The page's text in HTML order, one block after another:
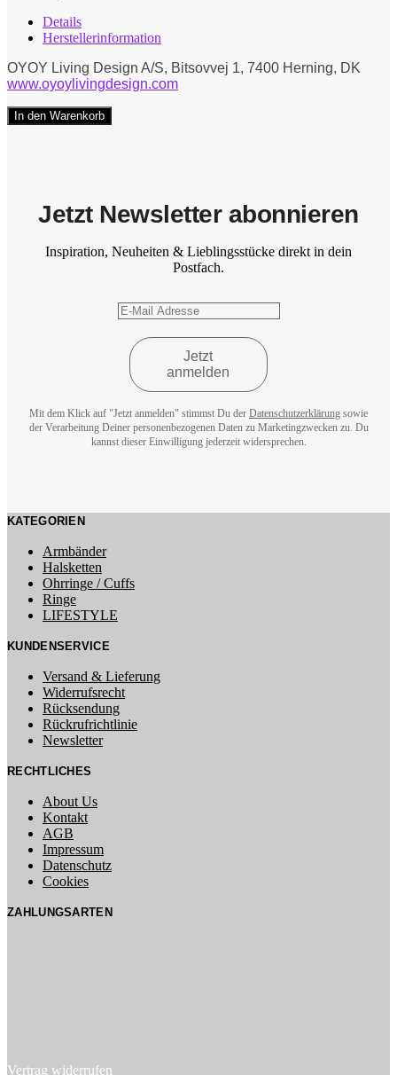
Details
Herstellerinformation
OYOY Living Design A/S, Bitsovvej 1, 7400 Herning, DK
www.oyoylivingdesign.com
In den Warenkorb
Jetzt Newsletter abonnieren
Inspiration, Neuheiten & Lieblingsstücke direkt in dein
Postfach.
Mit dem Klick auf "Jetzt anmelden" stimmst Du der Datenschutzerklärung sowie
der Verarbeitung Deiner personenbezogenen Daten zu Marketingzwecken zu. Du
kannst dieser Einwilligung jederzeit widersprechen.
KATEGORIEN
Armbänder
Halsketten
Ohrringe / Cuffs
Ringe
LIFESTYLE
KUNDENSERVICE
Versand & Lieferung
Widerrufsrecht
Rücksendung
Rückrufrichtlinie
Newsletter
RECHTLICHES
About Us
Kontakt
AGB
Impressum
Datenschutz
Cookies
ZAHLUNGSARTEN
Vertrag widerrufen